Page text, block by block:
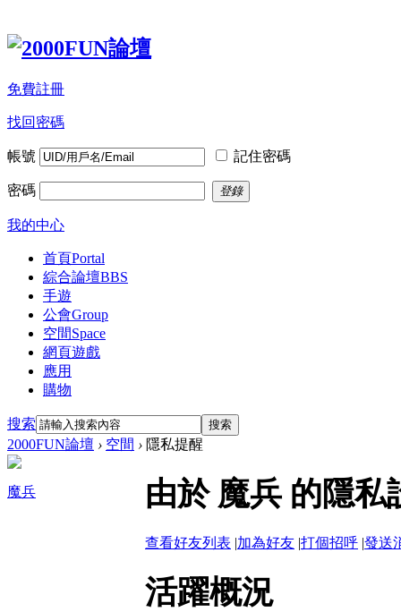
免費註冊
找回密碼
帳號 記住密碼
密碼 登錄
我的中心
首頁Portal
綜合論壇BBS
手遊
公會Group
空間Space
網頁遊戲
應用
購物
搜索 搜索
2000FUN論壇 › 空間 › 隱私提醒
魔兵 由於 魔兵 的隱
查看好友列表 |加為好友 |打個招呼 |發送
活躍概況